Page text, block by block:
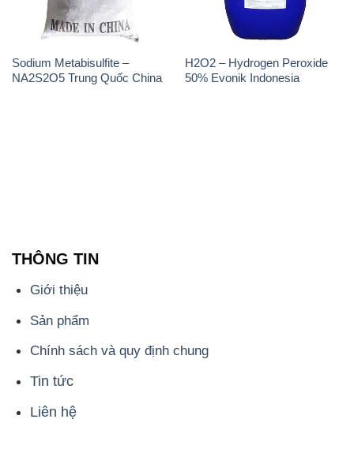
Sodium Metabisulfite –
NA2S2O5 Trung Quốc China
H2O2 – Hydrogen Peroxide
50% Evonik Indonesia
THÔNG TIN
Giới thiệu
Sản phẩm
Chính sách và quy định chung
Tin tức
Liên hệ